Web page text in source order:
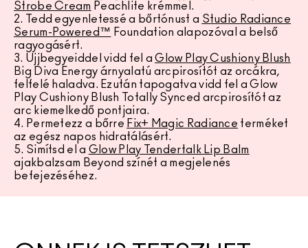
Strobe Cream Peachlite krémmel.
2. Tedd egyenletessé a bőrtónust a Studio Radiance
Serum-Powered™ Foundation alapozóval a belső
ragyogásért.
3. Ujjbegyeiddel vidd fel aGlow Play Cushiony Blush
Big Diva Energy árnyalatú arcpirosítót az orcákra,
felfelé haladva. Ezután tapogatva vidd fel a Glow
Play Cushiony Blush Totally Synced arcpirosítót az
arc kiemelkedő pontjaira.
4. Permetezz a bőrre Fix+ Magic Radiance terméket
az egész napos hidratálásért.
5. Simítsd el a Glow Play Tendertalk Lip Balm
ajakbalzsam Beyond színét a megjelenés
befejezéséhez.